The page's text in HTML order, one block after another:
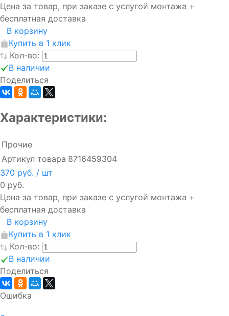
Цена за товар, при заказе с услугой монтажа +
бесплатная доставка
В корзину
Купить в 1 клик
Кол-во:
В наличии
Поделиться
Характеристики:
Прочие
Артикул товара 8716459304
370 руб. / шт
0 руб.
Цена за товар, при заказе с услугой монтажа +
бесплатная доставка
В корзину
Купить в 1 клик
Кол-во:
В наличии
Поделиться
Ошибка